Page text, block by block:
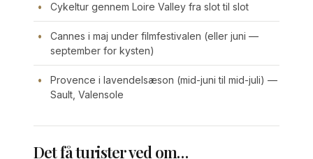
Cykeltur gennem Loire Valley fra slot til slot
Cannes i maj under filmfestivalen (eller juni —
september for kysten)
Provence i lavendelsæson (mid-juni til mid-juli) —
Sault, Valensole
Det få turister ved om…